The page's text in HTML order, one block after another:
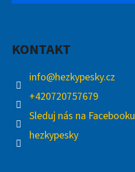
KONTAKT
info@hezkypesky.cz
+420720757679
Sleduj nás na Facebooku
hezkypesky